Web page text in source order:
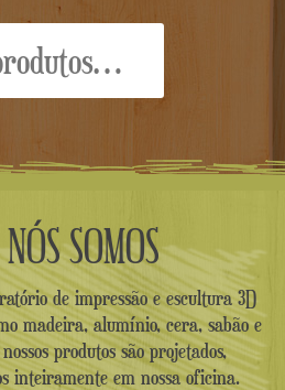
SOMOS
de impressão e escultura 3D
madeira, alumínio, cera, sabão e
produtos são projetados,
inteiramente em nossa oficina.